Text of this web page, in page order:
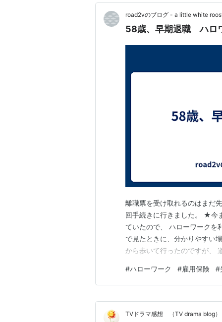
road2vのブログ - a little white
58歳、早期退職 ハロ
離職票を受け取れるのはまだ
回手続きに行きました。 ★今
ていたので、 ハローワーク
で見たときに、分かりやすい
から歩いて行ったのですが、
と違いました。 ■受付から、
給付制限（待期後の2ヶ月）
#ハローワーク #雇用保険 #
TVドラマ感想 （TV drama blog）